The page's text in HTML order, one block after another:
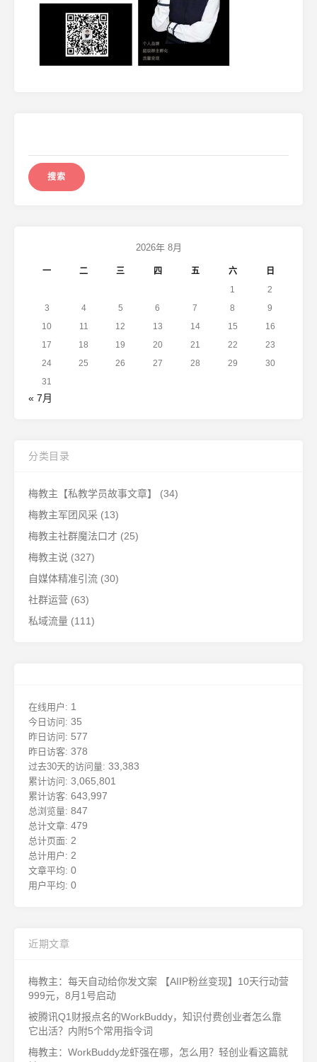
2026年 8月
一 二 三 四 五 六
日
1
2
3
4 5 6 7 8
9
10
11 12 13 14 15
16
17
18 19 20 21 22
23
24
25 26 27 28 29
30
31
« 7月
分类目录
梅教主【私教学员故事文章】
(34)
梅教主军团风采 (13)
梅教主社群魔法口才 (25)
梅教主说 (327)
自媒体精准引流 (30)
社群运营 (63)
私域流量 (111)
在线用户: 1
今日访问: 35
昨日访问: 577
昨日访客: 378
过去30天的访问量: 33,383
累计访问: 3,065,801
累计访客: 643,997
总浏览量: 847
总计文章: 479
总计页面: 2
总计用户: 2
文章平均: 0
用户平均: 0
近期文章
梅教主：每天自动给你发文案 【AIIP粉丝变现】10天行动营
999元，8月1号启动
被腾讯Q1财报点名的WorkBuddy，知识付费创业者怎么靠
它出活？内附5个常用指令词
梅教主：WorkBuddy龙虾强在哪，怎么用？轻创业看这篇就